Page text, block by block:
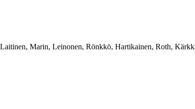
Marin, Leinonen, Rönkkö, Hartikainen, Roth,